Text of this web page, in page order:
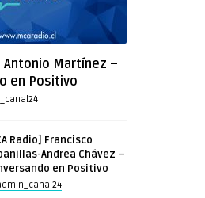
Antonio Martínez –
en Positivo
Radio] Francisco
Andrea Chávez –
en Positivo